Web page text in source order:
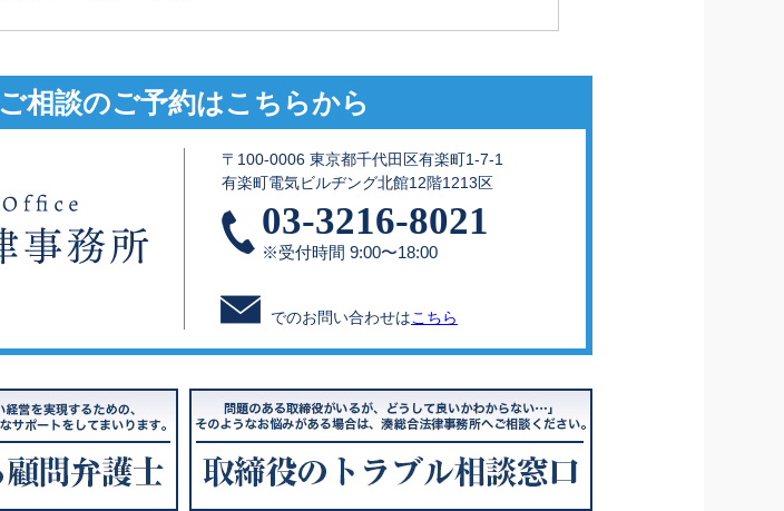
ご相談のご予約はこちらから
〒100-0006 東京都千代田区有楽町1-7-1
有楽町電気ビルヂング北館12階1213区
03-3216-8021
※受付時間 9:00〜18:00
でのお問い合わせはこちら